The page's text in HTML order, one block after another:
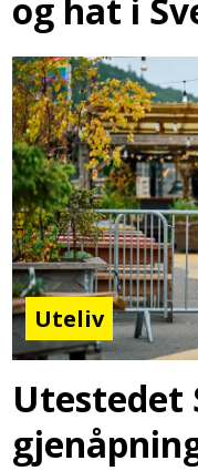
og hat i
Uteliv
Utestedet